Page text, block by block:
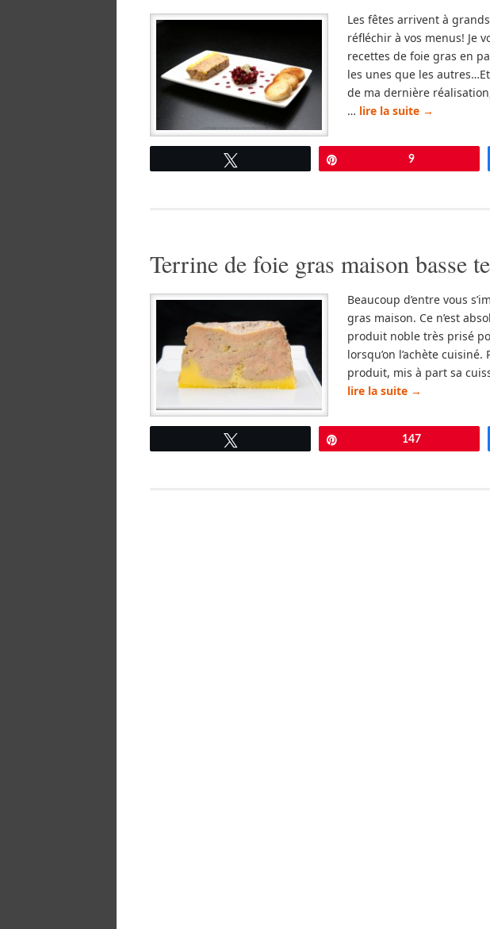
Les fêtes arrivent à
réfléchir à vos menus! Je
recettes de foie gras en
les unes que les
de ma dernière
… lire la suite →
9
Terrine de foie gras maison basse
Beaucoup d’entre vous
gras maison. Ce n’est
produit noble très prisé
lorsqu’on l’achète
produit, mis à part sa
lire la suite →
147